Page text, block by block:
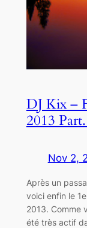
DJ Kix –
2013
Nov 2,
Après un
voici enfin le
2013. Comme
été très actif